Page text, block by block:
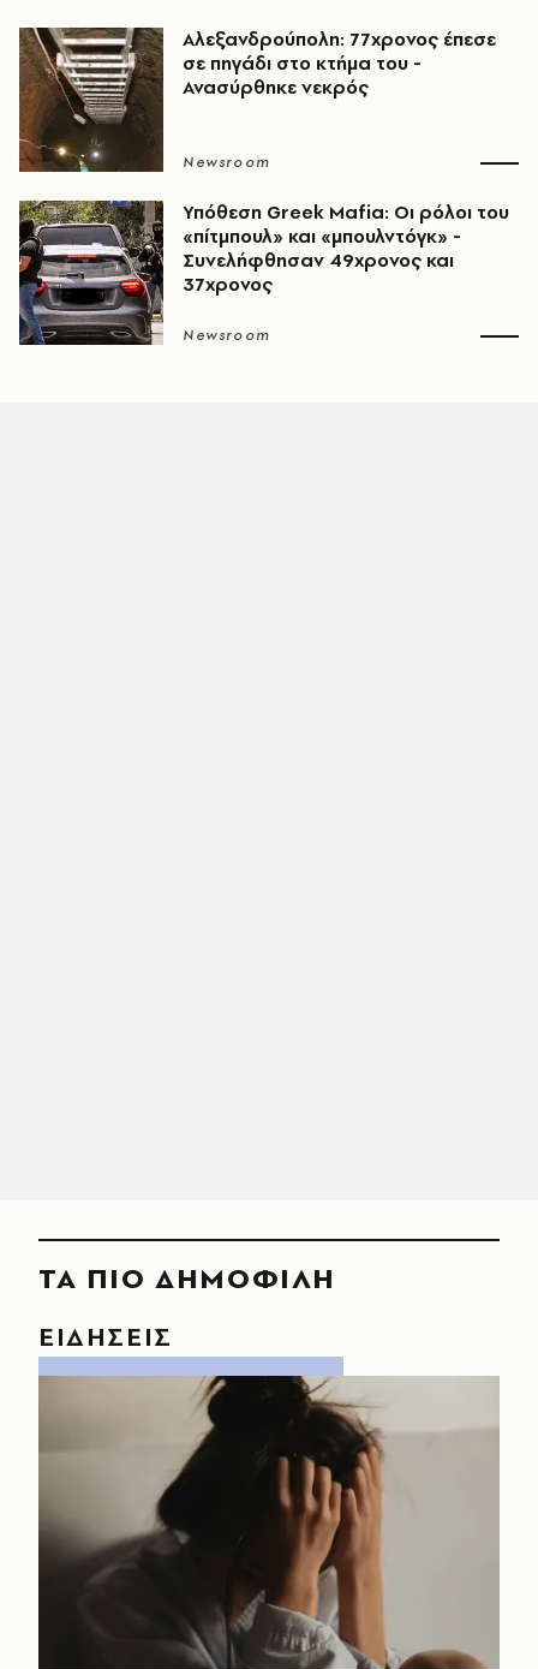
Αλεξανδρούπολη: 77χρονος έπεσε
σε πηγάδι στο κτήμα του -
Ανασύρθηκε νεκρός
Newsroom
Υπόθεση Greek Mafia: Οι ρόλοι του
«πίτμπουλ» και «μπουλντόγκ» -
Συνελήφθησαν 49χρονος και
37χρονος
Newsroom
ΤΑ ΠΙΟ ΔΗΜΟΦΙΛΗ
ΕΙΔΗΣΕΙΣ